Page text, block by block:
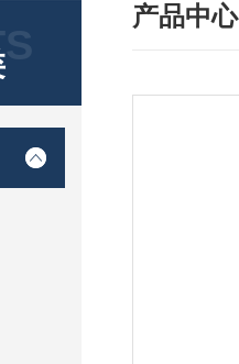
产品中心